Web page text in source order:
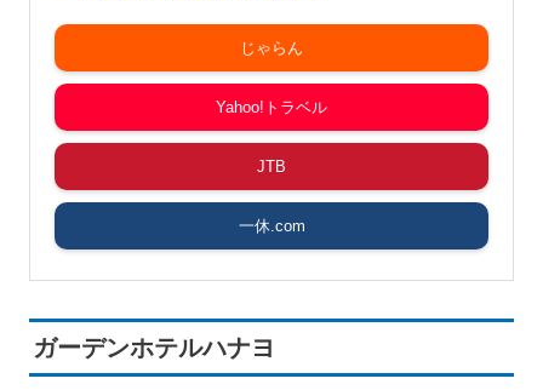
じゃらん
Yahoo!トラベル
JTB
一休.com
ガーデンホテルハナヨ